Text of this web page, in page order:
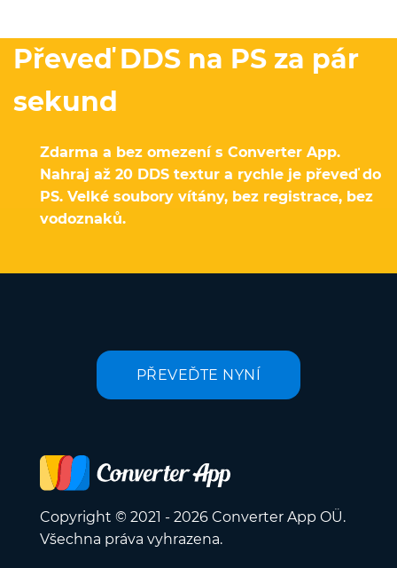
Převeď DDS na PS za pár
sekund
Zdarma a bez omezení s Converter App.
Nahraj až 20 DDS textur a rychle je převeď do
PS. Velké soubory vítány, bez registrace, bez
vodoznaků.
PŘEVEĎTE NYNÍ
Copyright © 2021 - 2026 Converter App OÜ.
Všechna práva vyhrazena.